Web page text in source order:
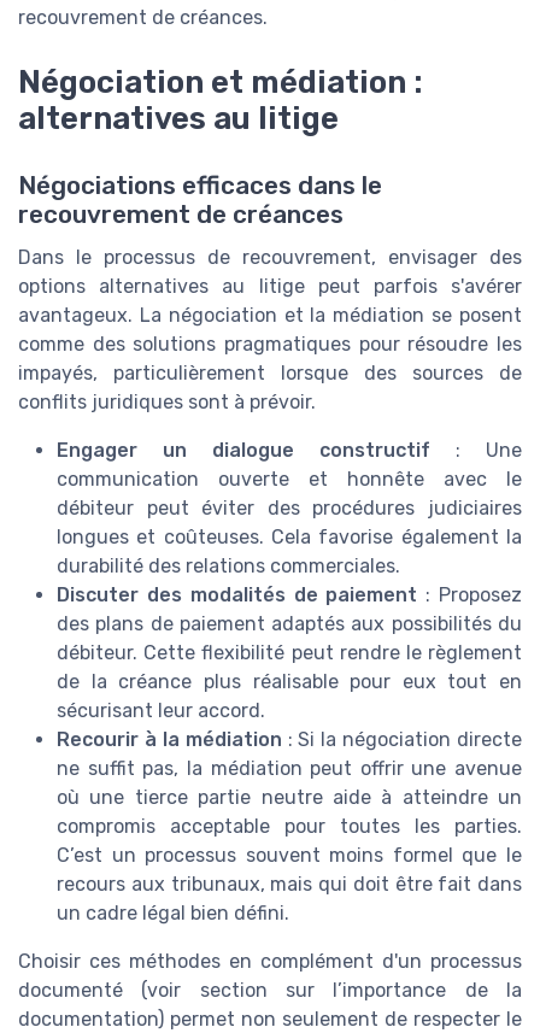
recouvrement de créances.
Négociation et médiation :
alternatives au litige
Négociations efficaces dans le
recouvrement de créances
Dans le processus de recouvrement, envisager des
options alternatives au litige peut parfois s'avérer
avantageux. La négociation et la médiation se posent
comme des solutions pragmatiques pour résoudre les
impayés, particulièrement lorsque des sources de
conflits juridiques sont à prévoir.
Engager un dialogue constructif : Une
communication ouverte et honnête avec le
débiteur peut éviter des procédures judiciaires
longues et coûteuses. Cela favorise également la
durabilité des relations commerciales.
Discuter des modalités de paiement : Proposez
des plans de paiement adaptés aux possibilités du
débiteur. Cette flexibilité peut rendre le règlement
de la créance plus réalisable pour eux tout en
sécurisant leur accord.
Recourir à la médiation : Si la négociation directe
ne suffit pas, la médiation peut offrir une avenue
où une tierce partie neutre aide à atteindre un
compromis acceptable pour toutes les parties.
C’est un processus souvent moins formel que le
recours aux tribunaux, mais qui doit être fait dans
un cadre légal bien défini.
Choisir ces méthodes en complément d'un processus
documenté (voir section sur l’importance de la
documentation) permet non seulement de respecter le